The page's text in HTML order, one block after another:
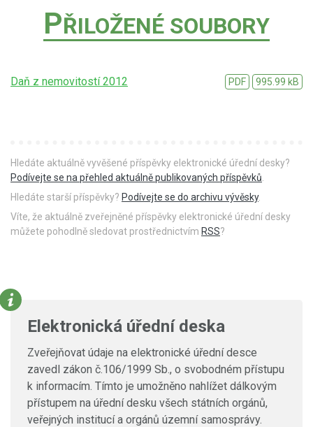
PŘILOŽENÉ SOUBORY
Daň z nemovitostí 2012 PDF 995.99 kB
Hledáte aktuálně vyvěšené příspěvky elektronické úřední desky?
Podívejte se na přehled aktuálně publikovaných příspěvků
Hledáte starší příspěvky? Podívejte se do archivu vývěsky.
Víte, že aktuálně zveřejněné příspěvky elektronické úřední desky
můžete pohodlně sledovat prostřednictvím RSS?
Elektronická úřední deska
Zveřejňovat údaje na elektronické úřední desce
zavedl zákon č.106/1999 Sb., o svobodném přístupu
k informacím. Tímto je umožněno nahlížet dálkovým
přístupem na úřední desku všech státních orgánů,
veřejných institucí a orgánů územní samosprávy.